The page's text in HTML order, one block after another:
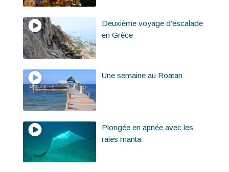
Deuxième voyage d’escalade
en Grèce
Une semaine au Roatan
Plongée en apnée avec les
raies manta